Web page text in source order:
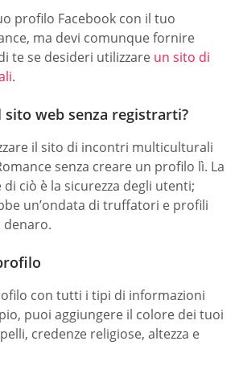
profilo Facebook con il tuo
ma devi comunque fornire
te se desideri utilizzare un sito di
.
web senza registrarti?
il sito di incontri multiculturali
senza creare un profilo lì. La
ciò è la sicurezza degli utenti;
un’ondata di truffatori e profili
denaro.
con tutti i tipi di informazioni
puoi aggiungere il colore dei tuoi
credenze religiose, altezza e